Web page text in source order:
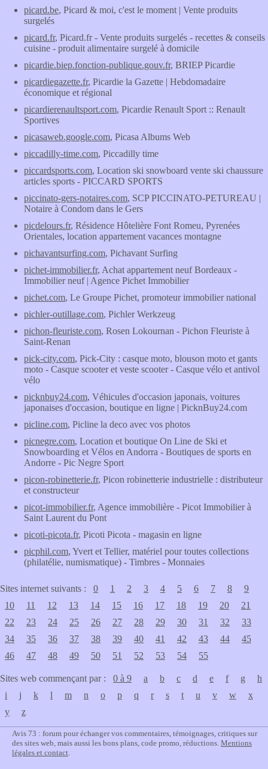
picard.be, Picard & moi, c'est le moment | Vente produits
surgelés
picard.fr, Picard.fr - Vente produits surgelés - recettes & conseils
cuisine - produit alimentaire surgelé à domicile
picardie.biep.fonction-publique.gouv.fr, BRIEP Picardie
picardiegazette.fr, Picardie la Gazette | Hebdomadaire
économique et régional
picardierenaultsport.com, Picardie Renault Sport :: Renault
Sportives
picasaweb.google.com, Picasa Albums Web
piccadilly-time.com, Piccadilly time
piccardsports.com, Location ski snowboard vente ski chaussure
articles sports - PICCARD SPORTS
piccinato-gers-notaires.com, SCP PICCINATO-PETUREAU |
Notaire à Condom dans le Gers
picdelours.fr, Résidence Hôtelière Font Romeu, Pyrenées
Orientales, location appartement vacances montagne
pichavantsurfing.com, Pichavant Surfing
pichet-immobilier.fr, Achat appartement neuf Bordeaux -
Immobilier neuf | Agence Pichet Immobilier
pichet.com, Le Groupe Pichet, promoteur immobilier national
pichler-outillage.com, Pichler Werkzeug
pichon-fleuriste.com, Rosen Lokournan - Pichon Fleuriste à
Saint-Renan
pick-city.com, Pick-City : casque moto, blouson moto et gants
moto - Casque scooter et veste scooter - Casque vélo et antivol
vélo
picknbuy24.com, Véhicules d'occasion japonais, voitures
japonaises d'occasion, boutique en ligne | PicknBuy24.com
picline.com, Picline la deco avec vos photos
picnegre.com, Location et boutique On Line de Ski et
Snowboarding et Vélos en Andorra - Boutiques de sports en
Andorre - Pic Negre Sport
picon-robinetterie.fr, Picon robinetterie industrielle : distributeur
et constructeur
picot-immobilier.fr, Agence immobilière - Picot Immobilier à
Saint Laurent du Pont
picoti-picota.fr, Picoti Picota - magasin en ligne
picphil.com, Yvert et Tellier, matériel pour toutes collections
(philatélie, numismatique) - Timbres - Monnaies
Sites internet suivants : 0 1 2 3 4 5 6 7 8
9
10
11 12 13 14 15 16 17 18 19 20
21
22
23 24 25 26 27 28 29 30 31 32
33
34
35 36 37 38 39 40 41 42 43 44
45
46
47 48 49 50 51 52 53 54 55
Sites web commençant par : 0 à 9 a b c d e f g
h
i
j k l m n o p q r s t u v w
x
y
z
Avis 73 : forum pour échanger vos commentaires, témoignages, critiques sur
des sites web, mais aussi les bons plans, code promo, réductions. Mentions
légales et contact.